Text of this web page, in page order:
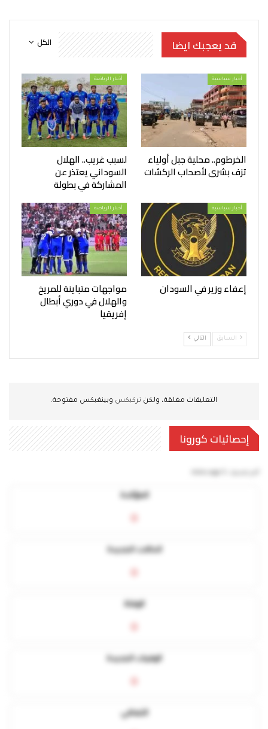
الكل قد يعجبك ايضا
أخبار سياسية
الخرطوم.. محلية جبل أولياء
تزف بشرى لأصحاب الركشات
أخبار الرياضة
لسبب غريب.. الهلال
السوداني يعتذر عن
المشاركة في بطولة
أخبار سياسية
إعفاء وزير في السودان
أخبار الرياضة
مواجهات متباينة للمريخ
والهلال في دوري أبطال
إفريقيا
السابق التالي
التعليقات مغلقة، ولكن تركبكس وبينغبكس مفتوحة.
إحصائيات كورونا
التعافي